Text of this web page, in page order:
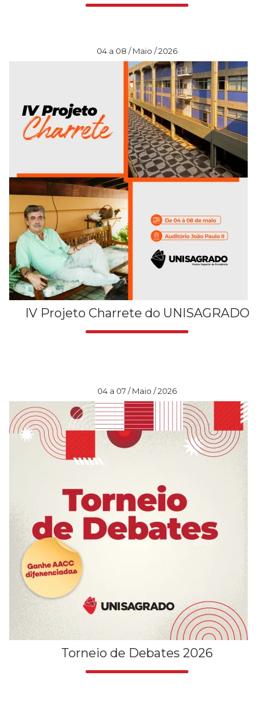
04 a 08 / Maio / 2026
IV Projeto Charrete do UNISAGRADO
04 a 07 / Maio / 2026
Torneio de Debates 2026